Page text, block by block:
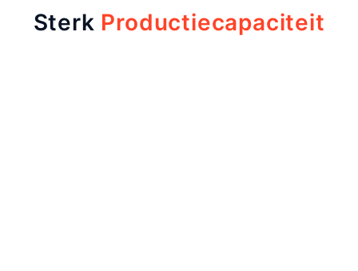
Sterk Productiecapaciteit